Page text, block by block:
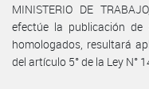
MINISTERIO DE
efectúe la publicación
homologados, resultará
del artículo 5° de la Ley N°